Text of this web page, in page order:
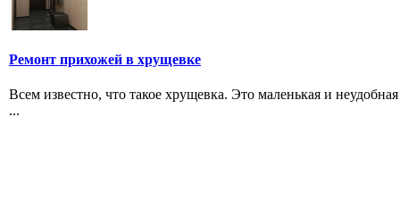
Ремонт прихожей в хрущевке
Всем известно, что такое хрущевка. Это маленькая и
...